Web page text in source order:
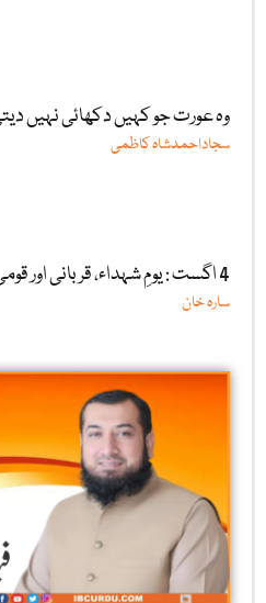
وہ عورت جو کہیں دکھائی نہیں دیتی
سجاداحمدشاہ کاظمی
سارہ خان